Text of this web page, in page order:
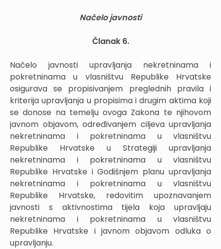
Načelo javnosti
Članak 6.
Načelo javnosti upravljanja nekretninama i
pokretninama u vlasništvu Republike Hrvatske
osigurava se propisivanjem preglednih pravila i
kriterija upravljanja u propisima i drugim aktima koji
se donose na temelju ovoga Zakona te njihovom
javnom objavom, određivanjem ciljeva upravljanja
nekretninama i pokretninama u vlasništvu
Republike Hrvatske u Strategiji upravljanja
nekretninama i pokretninama u vlasništvu
Republike Hrvatske i Godišnjem planu upravljanja
nekretninama i pokretninama u vlasništvu
Republike Hrvatske, redovitim upoznavanjem
javnosti s aktivnostima tijela koja upravljaju
nekretninama i pokretninama u vlasništvu
Republike Hrvatske i javnom objavom odluka o
upravljanju.